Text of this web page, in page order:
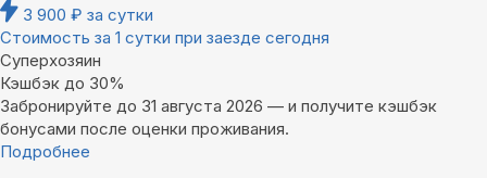
3 900 ₽ за сутки
Стоимость за 1 сутки при заезде сегодня
Суперхозяин
Кэшбэк до 30%
Забронируйте до 31 августа 2026 — и получите кэшбэк
бонусами после оценки проживания.
Подробнее